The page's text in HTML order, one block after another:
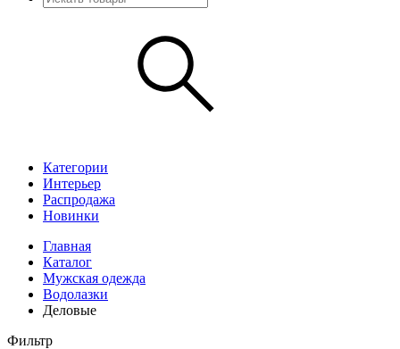
Категории
Интерьер
Распродажа
Новинки
Главная
Каталог
Мужская одежда
Водолазки
Деловые
Фильтр